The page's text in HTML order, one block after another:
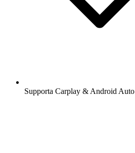
Supporta Carplay & Android Auto